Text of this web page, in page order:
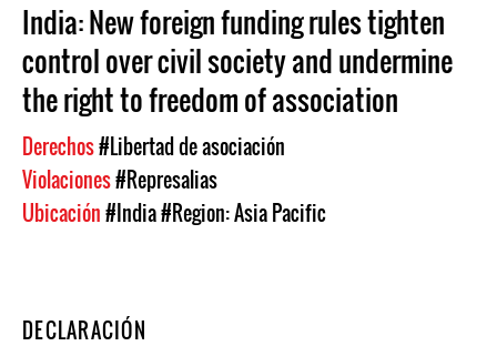
India: New foreign funding rules tighten
control over civil society and undermine
the right to freedom of association
Derechos#Libertad de asociación
Violaciones#Represalias
Ubicación#India#Region: Asia Pacific
DECLARACIÓN